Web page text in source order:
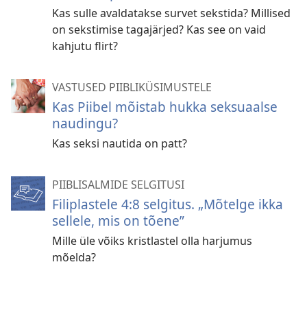
Kas sulle avaldatakse survet sekstida? Millised
on sekstimise tagajärjed? Kas see on vaid
kahjutu flirt?
VASTUSED PIIBLIKÜSIMUSTELE
Kas Piibel mõistab hukka seksuaalse
naudingu?
Kas seksi nautida on patt?
PIIBLISALMIDE SELGITUSI
Filiplastele 4:8 selgitus. „Mõtelge ikka
sellele, mis on tõene”
Mille üle võiks kristlastel olla harjumus
mõelda?